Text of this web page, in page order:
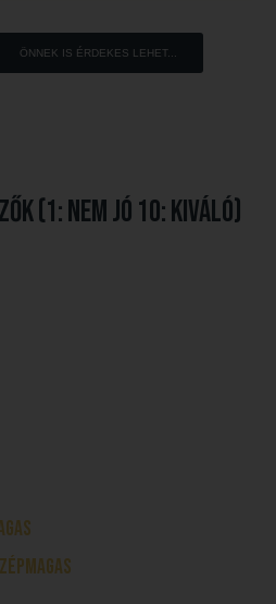
ÖNNEK IS ÉRDEKES LEHET...
(1: nem jó 10: kiváló)